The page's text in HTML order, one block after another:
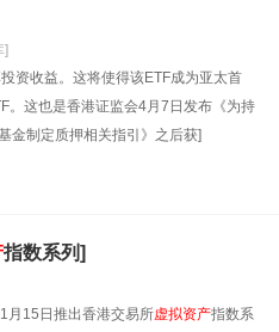
]
资收益。这将使得该ETF成为亚太首
。这也是香港证监会4月7日发布《为持
金制定质押相关指引》之后获]
指数系列]
月15日推出香港交易所虚拟资产指数系